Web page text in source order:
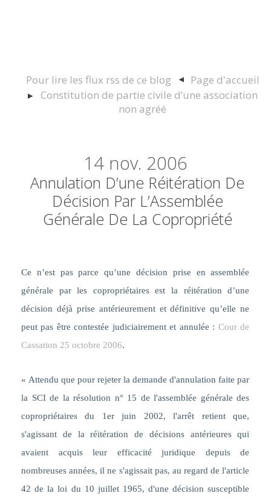
Pour lire les flux rss de ce blog
Page d'accueil
Constitution de partie civile d’une association
non agréé
14 nov. 2006
Annulation D’une Réitération De
Décision Par L’Assemblée
Générale De La Copropriété
Ce n’est pas parce qu’une décision prise en assemblée
générale par les copropriétaires est la réitération d’une
décision déjà prise antérieurement et définitive qu’elle ne
peut pas être contestée judiciairement et annulée : Cour de
Cassation 25 octobre 2006.
« Attendu que pour rejeter la demande d'annulation faite par
la SCI de la résolution n° 15 de l'assemblée générale des
copropriétaires du 1er juin 2002, l'arrêt retient que,
s'agissant de la réitération de décisions antérieures qui
avaient acquis leur efficacité juridique depuis de
nombreuses années, il ne s'agissait pas, au regard de l'article
42 de la loi du 10 juillet 1965, d'une décision susceptible